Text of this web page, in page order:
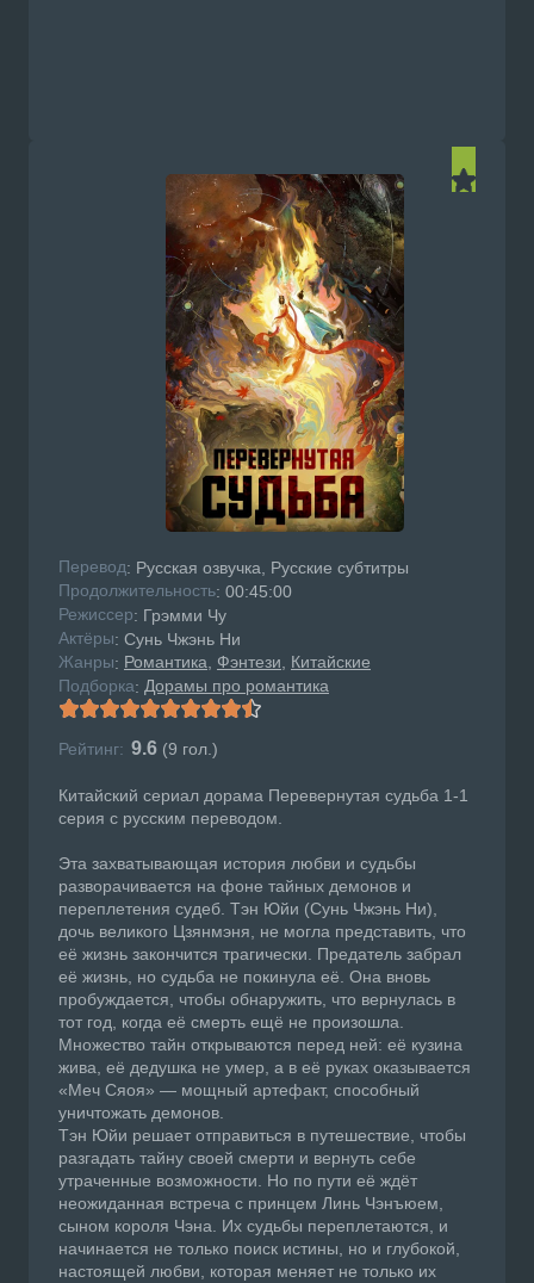
Перевод: Русская озвучка, Русские субтитры
Продолжительность: 00:45:00
Режисcер: Грэмми Чу
Актёры: Сунь Чжэнь Ни
Жанры: Романтика Фэнтези
Китайские
Подборка: Дорамы про романтика
Рейтинг: 9.6 (9 гол.)
Китайский сериал дорама Перевернутая судьба 1-1
серия с русским переводом.
Эта захватывающая история любви и судьбы
разворачивается на фоне тайных демонов и
переплетения судеб. Тэн Юйи (Сунь Чжэнь Ни),
дочь великого Цзянмэня, не могла представить, что
её жизнь закончится трагически. Предатель забрал
её жизнь, но судьба не покинула её. Она вновь
пробуждается, чтобы обнаружить, что вернулась в
тот год, когда её смерть ещё не произошла.
Множество тайн открываются перед ней: её кузина
жива, её дедушка не умер, а в её руках оказывается
«Меч Сяоя» — мощный артефакт, способный
уничтожать демонов.
Тэн Юйи решает отправиться в путешествие, чтобы
разгадать тайну своей смерти и вернуть себе
утраченные возможности. Но по пути её ждёт
неожиданная встреча с принцем Линь Чэнъюем,
сыном короля Чэна. Их судьбы переплетаются, и
начинается не только поиск истины, но и глубокой,
настоящей любви, которая меняет не только их